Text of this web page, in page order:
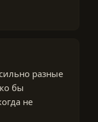
разные
бы
не